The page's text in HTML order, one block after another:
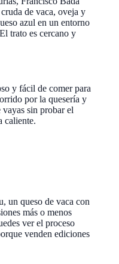
de vaca, oveja y
azul en un entorno
trato es cercano y
y fácil de comer para
por la quesería y
sin probar el
caliente.
un queso de vaca con
más o menos
ver el proceso
venden ediciones